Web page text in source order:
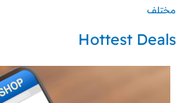
مختلف
Hottest Deals